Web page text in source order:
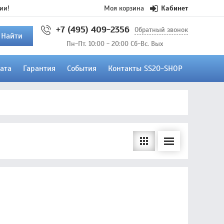
Моя корзина Кабинет
Найти
+7 (495) 409-2356 Обратный звонок
Пн-Пт. 10:00 - 20:00 Сб-Вс. Вых
Гарантия События Контакты SS20-SHOP